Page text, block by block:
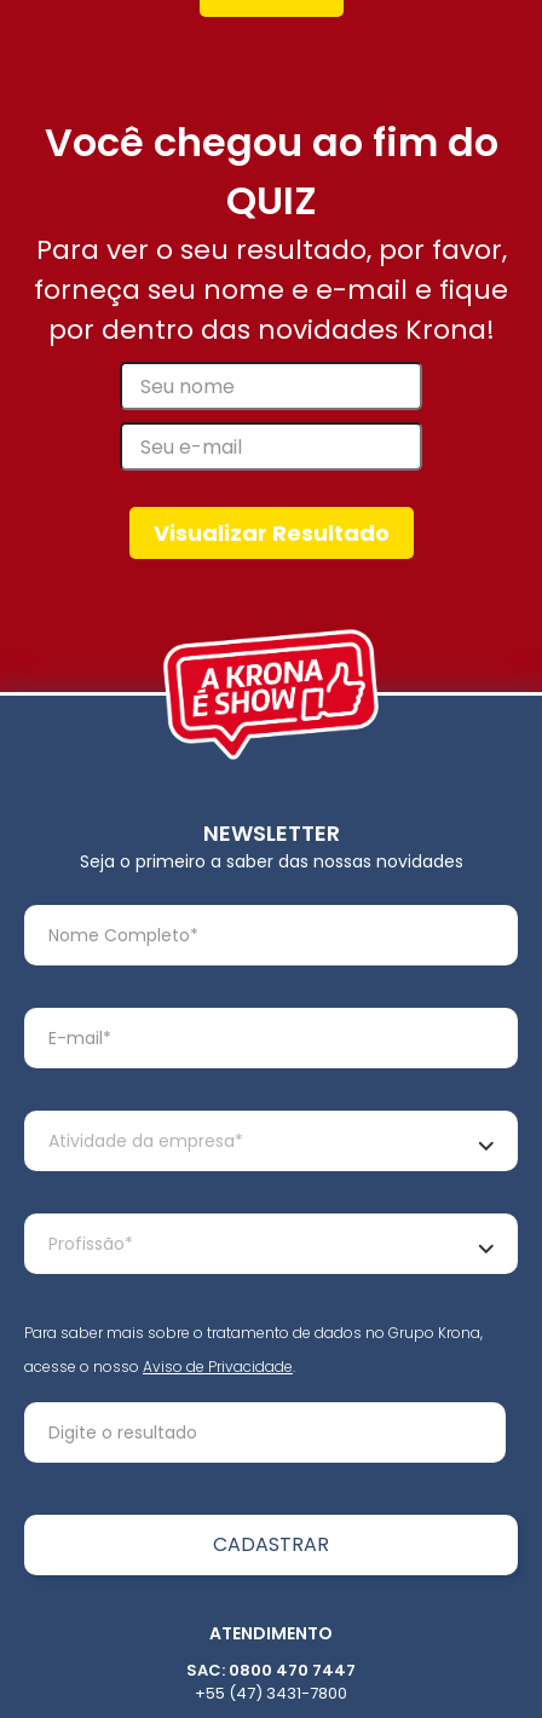
Você chegou ao fim do
QUIZ
Para ver o seu resultado, por favor,
forneça seu nome e e-mail e fique
por dentro das novidades Krona!
Visualizar Resultado
NEWSLETTER
Seja o primeiro a saber das nossas novidades
Para saber mais sobre o tratamento de dados no Grupo Krona,
acesse o nosso Aviso de Privacidade.
ATENDIMENTO
SAC: 0800 470 7447
+55 (47) 3431-7800